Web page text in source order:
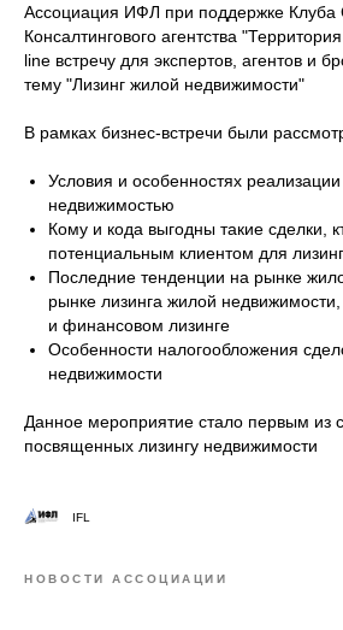
Ассоциация ИФЛ при поддержке Клуба
Консалтингового агентства
line встречу для экспертов, агентов и
тему "Лизинг жилой недвижимости"
В рамках бизнес-встречи были
Условия и особенностях
недвижимостью
Кому и кода выгодны такие сделки,
потенциальным клиентом для
Последние тенденции на рынке
рынке лизинга жилой
и финансовом лизинге
Особенности налогообложения
недвижимости
Данное мероприятие стало первым из
посвященных лизингу недвижимости
IFL
НОВОСТИ АССОЦИАЦИИ